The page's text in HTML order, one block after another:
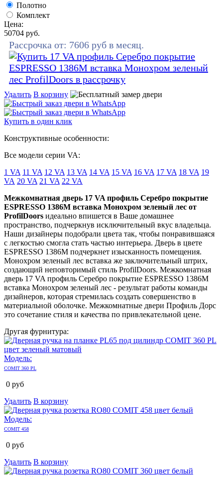
Полотно
Комплект
Цена:
50704 руб.
Рассрочка от: 7606 руб в месяц.
Удалить В корзину
Купить в один клик
Конструктивные особенности:
Все модели серии VA:
1 VA 11 VA 12 VA 13 VA 14 VA 15 VA 16 VA 17 VA 18 VA 19
VA 20 VA 21 VA 22 VA
Межкомнатная дверь 17 VA профиль Серебро покрытие
ESPRESSO 1386M вставка Монохром зеленый лес от
ProfilDoors идеально впишется в Ваше домашнее
пространство, подчеркнув исключительный вкус владельца.
Наши дизайнеры подобрали цвета так, чтобы понравившаяся
с легкостью смогла стать частью интерьера. Дверь в цвете
ESPRESSO 1386M подчеркнет изысканность помещения.
Монохром зеленый лес вставка же заключительный штрих,
создающий неповторимый стиль ProfilDoors. Межкомнатная
дверь 17 VA профиль Серебро покрытие ESPRESSO 1386M
вставка Монохром зеленый лес - результат работы команды
дизайнеров, которая стремилась создать совершенство в
материальной оболочке. Межкомнатные двери Профиль Дорс
это сочетание стиля и качества по привлекательной цене.
Другая фурнитура:
Модель:
COMIT 360 PL
0 руб
Удалить В корзину
Модель:
COMIT 458
0 руб
Удалить В корзину